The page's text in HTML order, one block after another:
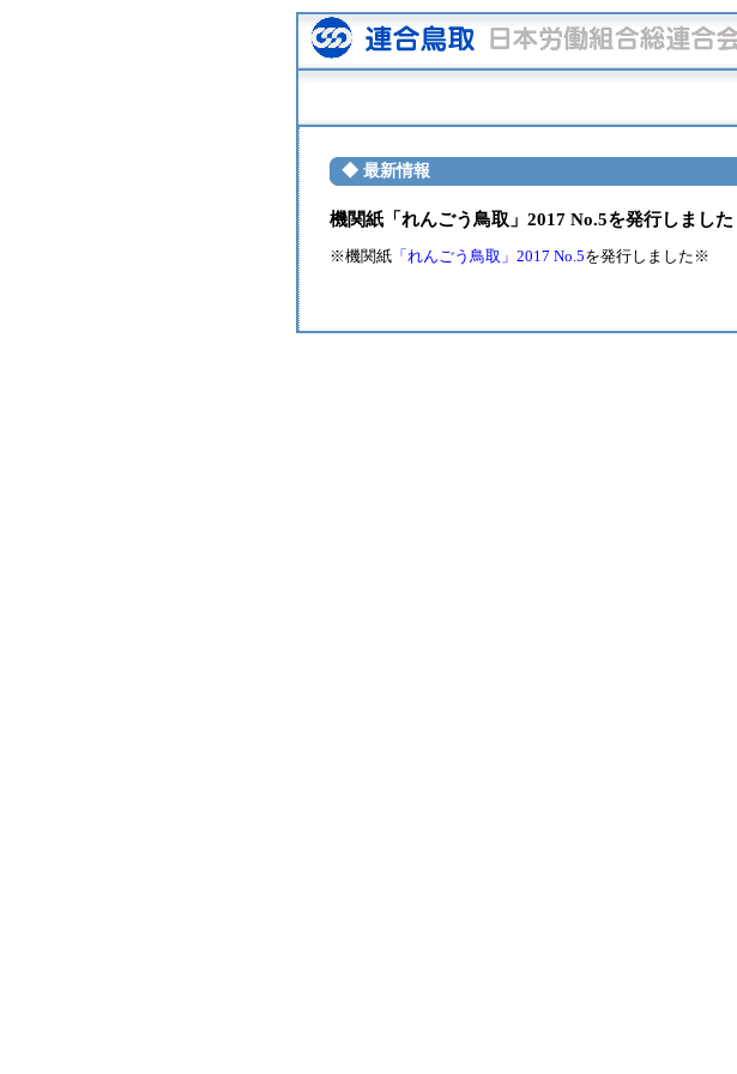
◆ 最新情報
機関紙「れんごう鳥取」2017 No.5を発行しました
※機関紙 「れんごう鳥取」2017 No.5を発行しました※